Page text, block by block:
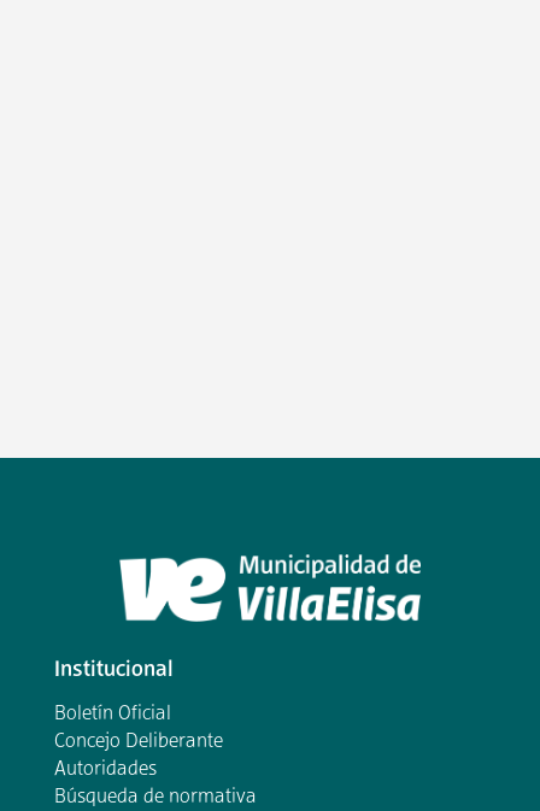
Institucional
Boletín Oficial
Concejo Deliberante
Autoridades
Búsqueda de normativa